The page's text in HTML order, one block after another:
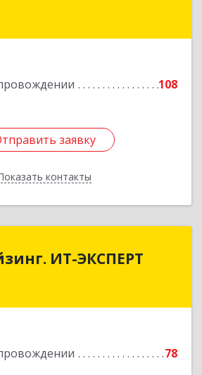
108
заявку
контакты
заявку
Назад
ИТ-ЭКСПЕРТ
78
ИТ-ЭКСПЕРТ
край, Большой Камень г,